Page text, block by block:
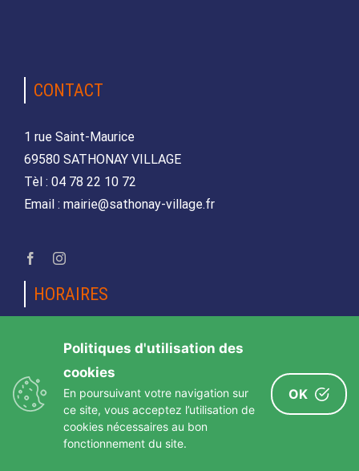
CONTACT
1 rue Saint-Maurice
69580 SATHONAY VILLAGE
Tèl : 04 78 22 10 72
Email : mairie@sathonay-village.fr
HORAIRES
Lundi, mardi, jeudi et vendredi
de 08h30 à 12h00 et de 14h00 à 17h00
Mercredi et samedi
de 08h30 12h00
Politiques d'utilisation des
cookies
En poursuivant votre navigation sur
ce site, vous acceptez l’utilisation de
cookies nécessaires au bon
fonctionnement du site.
OK